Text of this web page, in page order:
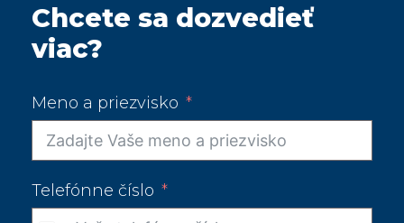
Chcete sa dozvedieť
viac?
Meno a priezvisko
Telefónne číslo